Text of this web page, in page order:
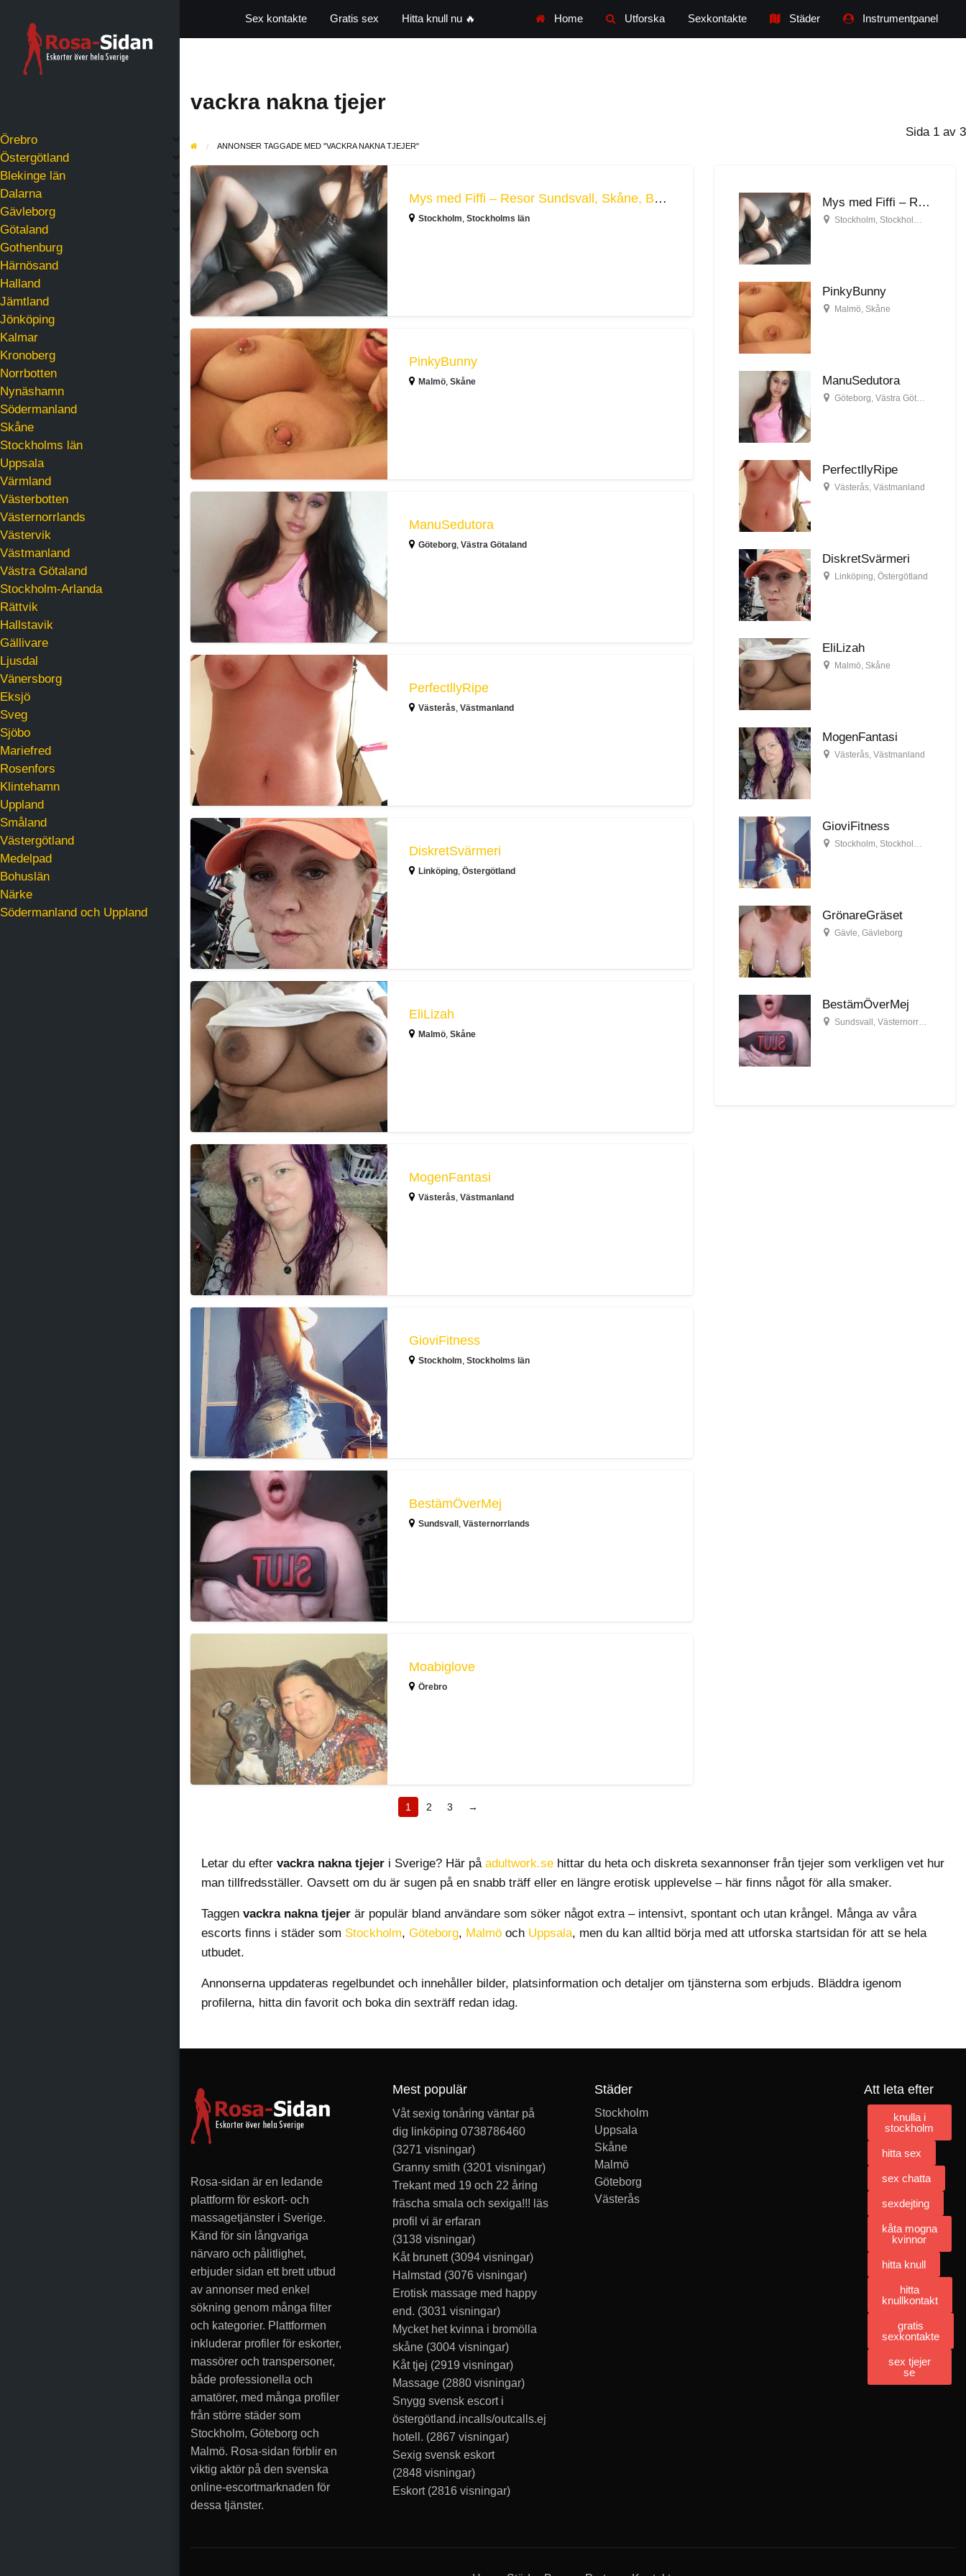
Örebro
Östergötland
Blekinge län
Dalarna
Gävleborg
Götaland
Gothenburg
Härnösand
Halland
Jämtland
Jönköping
Kalmar
Kronoberg
Norrbotten
Nynäshamn
Södermanland
Skåne
Stockholms län
Uppsala
Värmland
Västerbotten
Västernorrlands
Västervik
Västmanland
Västra Götaland
Stockholm-Arlanda
Rättvik
Hallstavik
Gällivare
Ljusdal
Vänersborg
Eksjö
Sveg
Sjöbo
Mariefred
Rosenfors
Klintehamn
Uppland
Småland
Västergötland
Medelpad
Bohuslän
Närke
Södermanland och Uppland
Sex kontakte Gratis sex Hitta knull nu 🔥 Home Utforska Sexkontakte Städer Instrumentpanel
vackra nakna tjejer
Sida 1 av 3
ANNONSER TAGGADE MED "VACKRA NAKNA TJEJER"
Mys
med
Fiffi
–
Resor
Sundsvall,
Skåne,
Blekinge
Mys med Fiffi – Resor Sundsvall, Skåne, Blekinge
Stockholm, Stockholms län
PinkyBunny
PinkyBunny
Malmö, Skåne
ManuSedutora
ManuSedutora
Göteborg, Västra Götaland
PerfectllyRipe
PerfectllyRipe
Västerås, Västmanland
DiskretSvärmeri
DiskretSvärmeri
Linköping, Östergötland
EliLizah
EliLizah
Malmö, Skåne
MogenFantasi
MogenFantasi
Västerås, Västmanland
GioviFitness
GioviFitness
Stockholm, Stockholms län
BestämÖverMej
BestämÖverMej
Sundsvall , Västernorrlands
Moabiglove
Örebro
1 2 3 →
Mys med Fiffi – Resor Sundsvall, Skåne, Blekinge
Stockholm, Stockholms län
PinkyBunny
Malmö, Skåne
ManuSedutora
Göteborg, Västra Götaland
PerfectllyRipe
Västerås, Västmanland
DiskretSvärmeri
Linköping, Östergötland
EliLizah
Malmö, Skåne
MogenFantasi
Västerås, Västmanland
GioviFitness
Stockholm, Stockholms län
GrönareGräset
Gävle, Gävleborg
BestämÖverMej
Sundsvall , Västernorrlands
Letar du efter vackra nakna tjejer i Sverige? Här på adultwork.se hittar du heta och diskreta sexannonser från tjejer som verkligen vet hur
man tillfredsställer. Oavsett om du är sugen på en snabb träff eller en längre erotisk upplevelse – här finns något för alla smaker.
Taggen vackra nakna tjejer är populär bland användare som söker något extra – intensivt, spontant och utan krångel. Många av våra
escorts finns i städer som Stockholm, Göteborg, Malmö och Uppsala, men du kan alltid börja med att utforska startsidan för att se hela
utbudet.
Annonserna uppdateras regelbundet och innehåller bilder, platsinformation och detaljer om tjänsterna som erbjuds. Bläddra igenom
profilerna, hitta din favorit och boka din sexträff redan idag.
Rosa-sidan är en ledande
plattform för eskort- och
massagetjänster i Sverige.
Känd för sin långvariga
närvaro och pålitlighet,
erbjuder sidan ett brett utbud
av annonser med enkel
sökning genom många filter
och kategorier. Plattformen
inkluderar profiler för eskorter,
massörer och transpersoner,
både professionella och
amatörer, med många profiler
från större städer som
Stockholm, Göteborg och
Malmö. Rosa-sidan förblir en
viktig aktör på den svenska
online-escortmarknaden för
dessa tjänster.
Mest populär
Våt sexig tonåring väntar på
dig linköping 0738786460
(3271 visningar)
Granny smith (3201 visningar)
Trekant med 19 och 22 åring
fräscha smala och sexiga!!! läs
profil vi är erfaran
(3138 visningar)
Kåt brunett(3094 visningar)
Halmstad (3076 visningar)
Erotisk massage med happy
end. (3031 visningar)
Mycket het kvinna i bromölla
skåne (3004 visningar)
Kåt tjej (2919 visningar)
Massage (2880 visningar)
Snygg svensk escort i
östergötland.incalls/outcalls.ej
hotell. (2867 visningar)
Sexig svensk eskort
(2848 visningar)
Eskort(2816 visningar)
Städer
Stockholm
Uppsala
Skåne
Malmö
Göteborg
Västerås
Att leta efter
knulla i
stockholm
hitta sex
sex chatta
sexdejting
kåta mogna
kvinnor
hitta knull
hitta
knullkontakt
gratis
sexkontakte
sex tjejer
se